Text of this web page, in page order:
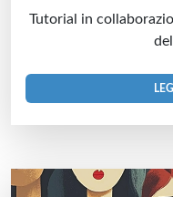
Tutorial in